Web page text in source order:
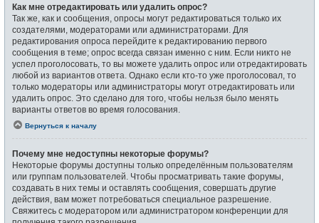
Как мне отредактировать или удалить опрос?
Так же, как и сообщения, опросы могут редактироваться только их
создателями, модераторами или администраторами. Для
редактирования опроса перейдите к редактированию первого
сообщения в теме; опрос всегда связан именно с ним. Если никто не
успел проголосовать, то вы можете удалить опрос или отредактировать
любой из вариантов ответа. Однако если кто-то уже проголосовал, то
только модераторы или администраторы могут отредактировать или
удалить опрос. Это сделано для того, чтобы нельзя было менять
варианты ответов во время голосования.
Вернуться к началу
Почему мне недоступны некоторые форумы?
Некоторые форумы доступны только определённым пользователям
или группам пользователей. Чтобы просматривать такие форумы,
создавать в них темы и оставлять сообщения, совершать другие
действия, вам может потребоваться специальное разрешение.
Свяжитесь с модератором или администратором конференции для